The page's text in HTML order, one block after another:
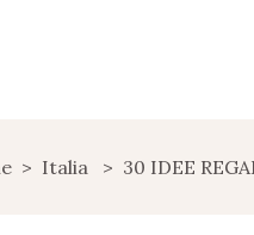
> Italia > 30 IDEE